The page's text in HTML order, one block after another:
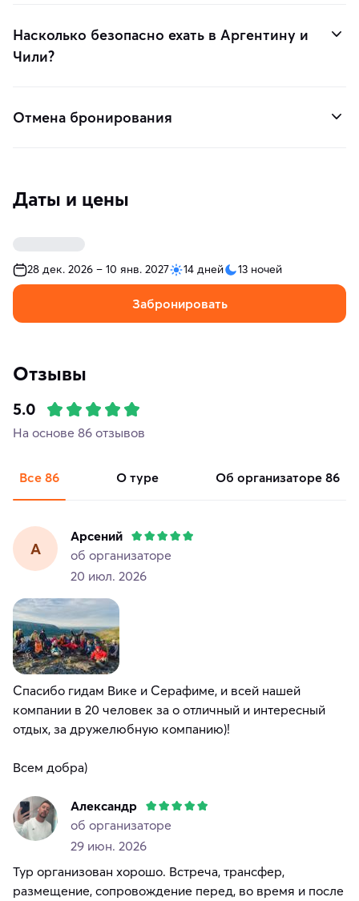
Насколько безопасно ехать в Аргентину и
Чили?
Отмена бронирования
Даты и цены
28 дек. 2026 – 10 янв. 2027 14 дней 13 ночей
Забронировать
Отзывы
5.0
На основе 86 отзывов
Все 86 о туре об организаторе 86
А
Арсений
об организаторе
20 июл. 2026
Спасибо гидам Вике и Серафиме, и всей нашей
компании в 20 человек за о отличный и интересный
отдых, за дружелюбную компанию)!
Всем добра)
Александр
об организаторе
29 июн. 2026
Тур организован хорошо. Встреча, трансфер,
размещение, сопровождение перед, во время и после